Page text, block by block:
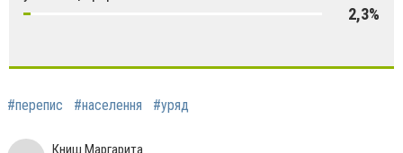
2,3%
#перепис #населення #уряд
Книш Маргарита